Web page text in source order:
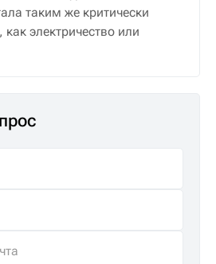
таким же критически
электричество или